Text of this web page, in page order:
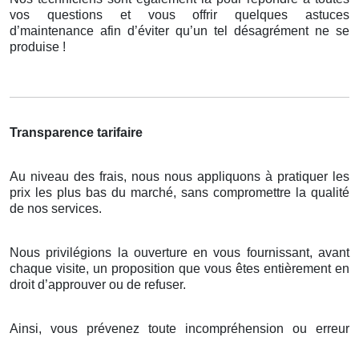
vos questions et vous offrir quelques astuces
d’maintenance afin d’éviter qu’un tel désagrément ne se
produise !
Transparence tarifaire
Au niveau des frais, nous nous appliquons à pratiquer les
prix les plus bas du marché, sans compromettre la qualité
de nos services.
Nous privilégions la ouverture en vous fournissant, avant
chaque visite, un proposition que vous êtes entièrement en
droit d’approuver ou de refuser.
Ainsi, vous prévenez toute incompréhension ou erreur